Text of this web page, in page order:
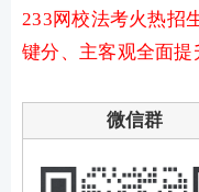
233网校法考火热招
键分、主客观全面提
微信群